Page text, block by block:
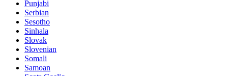
Punjabi
Serbian
Sesotho
Sinhala
Slovak
Slovenian
Somali
Samoan